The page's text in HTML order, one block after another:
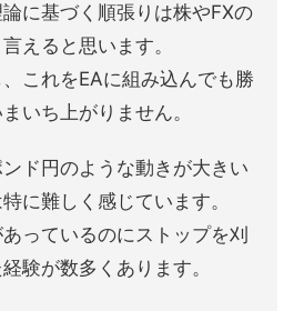
論に基づく順張りは株やFXの
えると思います。
、これをEAに組み込んでも勝
いち上がりません。
ド円のような動きが大きい
に難しく感じています。
っているのにストップを刈
験が数多くあります。